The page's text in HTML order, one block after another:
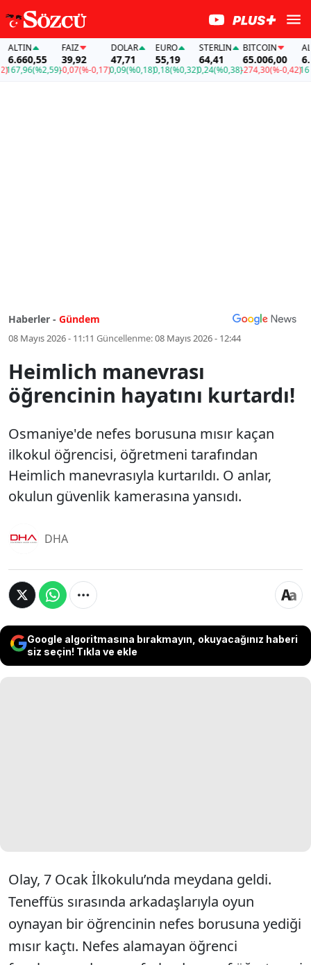
(%2,59)
FAİZ
39,92
-0,07(%-0,17)
DOLAR
47,71
0,09(%0,18)
EURO
55,19
0,18(%0,32)
STERLIN
64,41
0,24(%0,38)
BITCOIN
65.006,00
-274,30(%-0,42)
Haberler - Gündem
08 Mayıs 2026 - 11:11 Güncellenme:08 Mayıs 2026 - 12:44
Heimlich manevrası
öğrencinin hayatını kurtardı!
Osmaniye'de nefes borusuna mısır kaçan
ilkokul öğrencisi, öğretmeni tarafından
Heimlich manevrasıyla kurtarıldı. O anlar,
okulun güvenlik kamerasına yansıdı.
DHA
Google algoritmasına bırakmayın, okuyacağınız haberi
siz seçin! Tıkla ve ekle
Olay, 7 Ocak İlkokulu’nda meydana geldi.
Teneffüs sırasında arkadaşlarıyla oyun
oynayan bir öğrencinin nefes borusuna yediği
mısır kaçtı. Nefes alamayan öğrenci